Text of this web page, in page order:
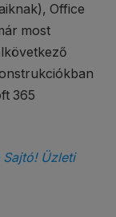
Office
most
365
Sajtó! Üzleti